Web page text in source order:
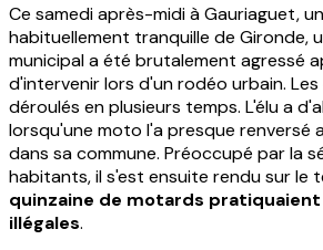
Ce samedi après-midi à Gauriaguet,
habituellement tranquille de Gironde,
municipal a été brutalement agressé
d'intervenir lors d'un rodéo urbain.
déroulés en plusieurs temps. L'élu a
lorsqu'une moto l'a presque renversé
dans sa commune. Préoccupé par la
habitants, il s'est ensuite rendu sur le
quinzaine de motards
illégales.